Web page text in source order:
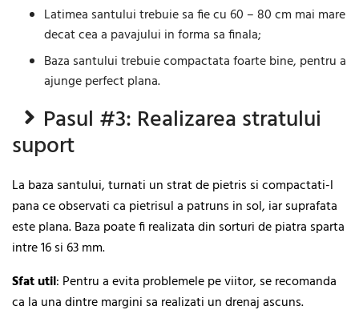
Latimea santului trebuie sa fie cu 60 – 80 cm mai mare
decat cea a pavajului in forma sa finala;
Baza santului trebuie compactata foarte bine, pentru a
ajunge perfect plana.
Pasul #3: Realizarea stratului
suport
La baza santului, turnati un strat de pietris si compactati-l
pana ce observati ca pietrisul a patruns in sol, iar suprafata
este plana.Baza poate fi realizata din sorturi de piatra sparta
intre 16 si 63 mm.
Sfatutil: Pentru a evita problemele pe viitor, se recomanda
ca la una dintre margini sa realizati un drenaj ascuns.